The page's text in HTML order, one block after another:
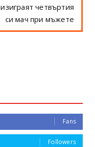
изиграят четвъртия
си мач при мъжете
Fans
Followers